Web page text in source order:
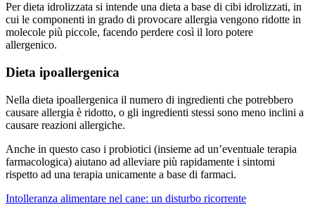
Per dieta idrolizzata si intende una dieta a base di cibi idrolizzati, in
cui le componenti in grado di provocare allergia vengono ridotte in
molecole più piccole, facendo perdere così il loro potere
allergenico.
Dieta ipoallergenica
Nella dieta ipoallergenica il numero di ingredienti che potrebbero
causare allergia è ridotto, o gli ingredienti stessi sono meno inclini a
causare reazioni allergiche.
Anche in questo caso i probiotici (insieme ad un’eventuale terapia
farmacologica) aiutano ad alleviare più rapidamente i sintomi
rispetto ad una terapia unicamente a base di farmaci.
Intolleranza alimentare nel cane: un disturbo ricorrente